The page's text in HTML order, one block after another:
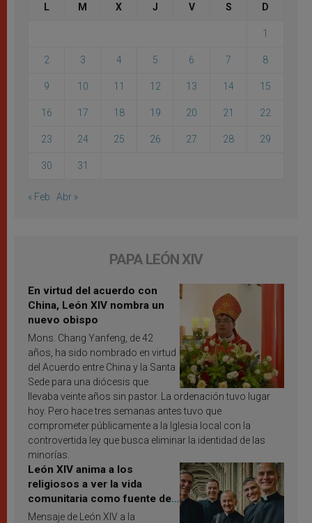
L M X J V S D
1
2 3 4 5 6 7 8
9 10 11 12 13 14 15
16 17 18 19 20 21 22
23 24 25 26 27 28 29
30 31
« Feb Abr »
PAPA LEÓN XIV
En virtud del acuerdo con
China, León XIV nombra un
nuevo obispo
Mons. Chang Yanfeng, de 42
años, ha sido nombrado en virtud
del Acuerdo entre China y la Santa
Sede para una diócesis que
llevaba veinte años sin pastor. La ordenación tuvo lugar
hoy. Pero hace tres semanas antes tuvo que
comprometer públicamente a la Iglesia local con la
controvertida ley que busca eliminar la identidad de las
minorías.
León XIV anima a los
religiosos a ver la vida
comunitaria como fuente de
inspiración y santificación
Mensaje de León XIV a la